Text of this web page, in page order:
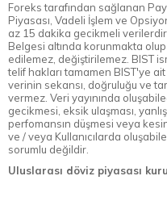
Foreks tarafından sağlanan
Piyasası, Vadeli İşlem ve
az 15 dakika gecikmeli
Belgesi altında korunmakta
edilemez, değiştirilemez. BIST
telif hakları tamamen BIST'ye
verinin sekansı, doğruluğu ve
vermez. Veri yayınında
gecikmesi, eksik ulaşması,
perfomansın düşmesi veya
ve / veya Kullanıcılarda
sorumlu değildir.
Uluslarası döviz piyasası kuru